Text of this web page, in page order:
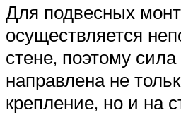
Для подвесных
осуществляется
стене, поэтому
направлена не
крепление, но и на